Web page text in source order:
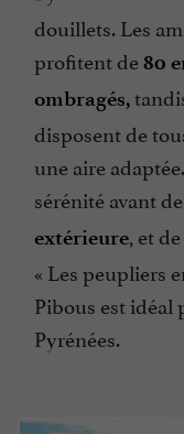
douillets. Les
profitent de80
ombragés,
disposent de
une aire
sérénité avant
extérieure, et
« Les peupliers
Pibous est idéal
Pyrénées.